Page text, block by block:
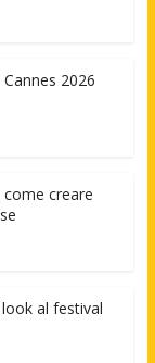
2026
creare
al festival